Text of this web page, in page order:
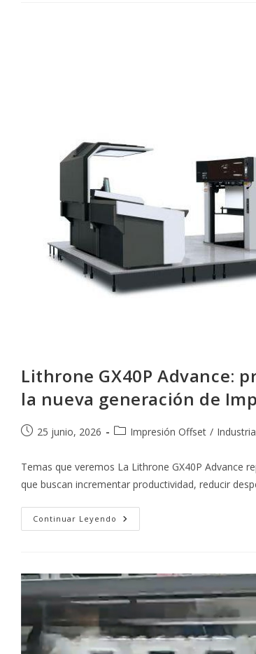
Lithrone GX40P Advance:
la nueva generación de
Publicación
la
entrada:
25 junio, 2026
Categoría
la
entrada:
Impresión Offset /
Temas que veremos La Lithrone GX40P Advance
que buscan incrementar productividad, reducir
Continuar Leyendo Lithrone
GX40P
Rentabilidad
La
Nueva
Generación
De
Impresión
Offset